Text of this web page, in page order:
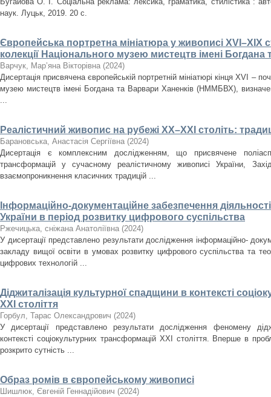
наук. Луцьк, 2019. 20 с.
Європейська портретна мініатюра у живописі XVI–XIX
колекції Національного музею мистецтв імені Богдана
Варчук, Мар’яна Вікторівна (2024)
Дисертація присвячена європейській портретній мініатюрі кінця XVI –
музею мистецтв імені Богдана та Варвари Ханенків (НММБВХ),
...
Реалістичний живопис на рубежі ХХ–ХХІ століть:
Барановська, Анастасія Сергіївна (2024)
Дисертація є комплексним дослідженням, що присвячене
трансформацій у сучасному реалістичному живописі України,
взаємопроникнення класичних традицій ...
Інформаційно-документаційне забезпечення
України в період розвитку цифрового суспільства
Ржечицька, сніжана Анатоліївна (2024)
У дисертації представлено результати дослідження інформаційно-
закладу вищої освіти в умовах розвитку цифрового суспільства та
цифрових технологій ...
Діджиталізація культурної спадщини в контексті
ХХІ століття
Горбул, Тарас Олександрович (2024)
У дисертації представлено результати дослідження феномену
контексті соціокультурних трансформацій ХХІ століття. Вперше в
розкрито сутність ...
Образ ромів в європейському живописі
Шишлюк, Євгеній Геннадійович (2024)